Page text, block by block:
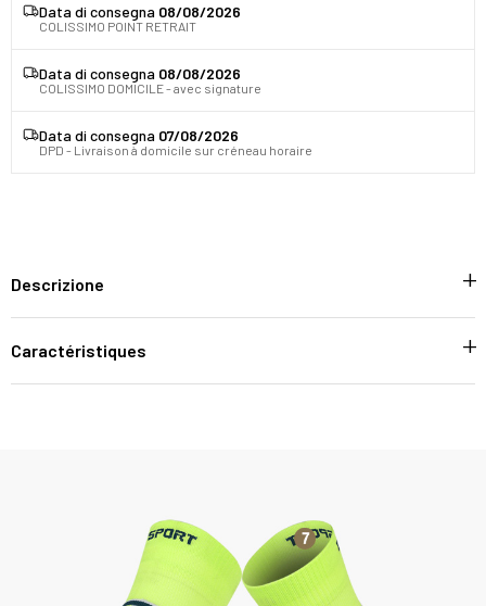
Data di consegna 08/08/2026
COLISSIMO POINT RETRAIT
Data di consegna 08/08/2026
COLISSIMO DOMICILE - avec signature
Data di consegna 07/08/2026
DPD - Livraison à domicile sur créneau horaire
Descrizione
Caractéristiques